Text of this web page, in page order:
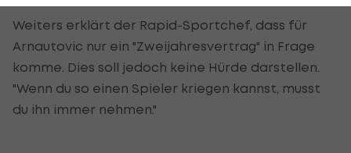
Weiters erklärt der Rapid-Sportchef, dass für
Arnautovic nur ein "Zweijahresvertrag" in Frage
komme. Dies soll jedoch keine Hürde darstellen.
"Wenn du so einen Spieler kriegen kannst, musst
du ihn immer nehmen."